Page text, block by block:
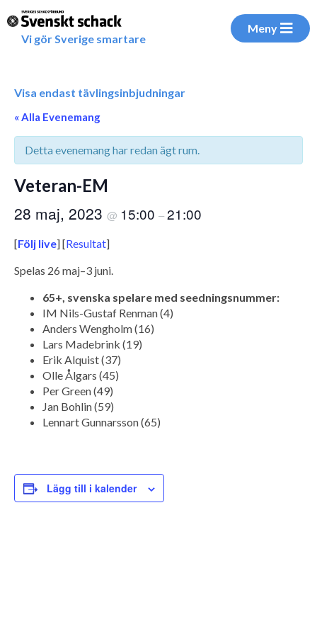
Vi gör Sverige smartare
Meny
Visa endast tävlingsinbjudningar
« Alla Evenemang
Detta evenemang har redan ägt rum.
Veteran-EM
28 maj, 2023 @ 15:00 –21:00
[Följ live] [Resultat]
Spelas 26 maj–3 juni.
65+, svenska spelare med seedningsnummer:
IM Nils-Gustaf Renman (4)
Anders Wengholm (16)
Lars Madebrink (19)
Erik Alquist (37)
Olle Ålgars (45)
Per Green (49)
Jan Bohlin (59)
Lennart Gunnarsson (65)
Lägg till i kalender